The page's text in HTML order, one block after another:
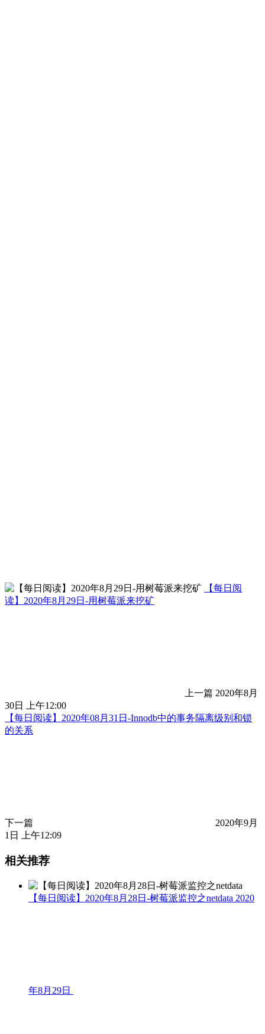
【每日阅
读】2020年8月29日-用树莓派来挖矿
上一篇 2020年8月
30日 上午12:00
【每日阅读】2020年08月31日-Innodb中的事务隔离级别和锁
的关系
下一篇
2020年9月
1日 上午12:09
相关推荐
【每日阅读】2020年8月28日-树莓派监控之netdata 2020
年8月29日